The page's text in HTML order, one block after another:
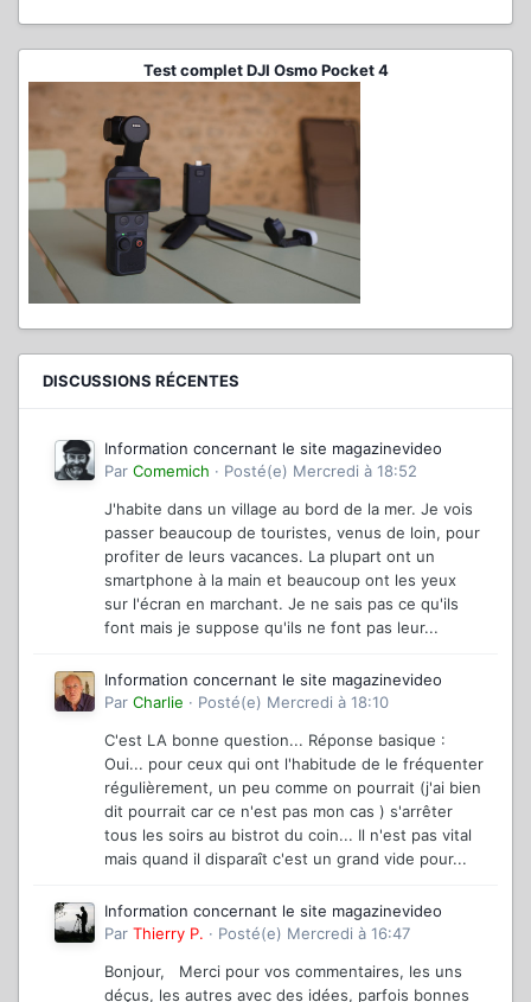
Test complet DJI Osmo Pocket 4
DISCUSSIONS RÉCENTES
Information concernant le site magazinevideo
Par Comemich · Posté(e) Mercredi à 18:52
J'habite dans un village au bord de la mer. Je vois
passer beaucoup de touristes, venus de loin, pour
profiter de leurs vacances. La plupart ont un
smartphone à la main et beaucoup ont les yeux
sur l'écran en marchant. Je ne sais pas ce qu'ils
font mais je suppose qu'ils ne font pas leur...
Information concernant le site magazinevideo
Par Charlie · Posté(e) Mercredi à 18:10
C'est LA bonne question... Réponse basique :
Oui... pour ceux qui ont l'habitude de le fréquenter
régulièrement, un peu comme on pourrait (j'ai bien
dit pourrait car ce n'est pas mon cas ) s'arrêter
tous les soirs au bistrot du coin... Il n'est pas vital
mais quand il disparaît c'est un grand vide pour...
Information concernant le site magazinevideo
Par Thierry P. · Posté(e) Mercredi à 16:47
Bonjour, Merci pour vos commentaires, les uns
déçus, les autres avec des idées, parfois bonnes